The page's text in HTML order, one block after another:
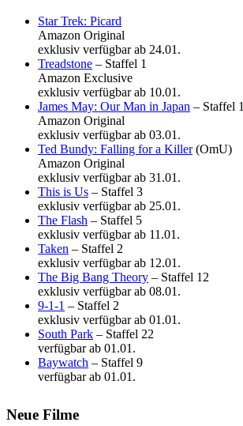
Star Trek: Picard
Amazon Original
exklusiv verfügbar ab 24.01.
Treadstone – Staffel 1
Amazon Exclusive
exklusiv verfügbar ab 10.01.
James May: Our Man in Japan – Staffel 1
Amazon Original
exklusiv verfügbar ab 03.01.
Ted Bundy: Falling for a Killer(OmU)
Amazon Original
exklusiv verfügbar ab 31.01.
This is Us – Staffel 3
exklusiv verfügbar ab 25.01.
The Flash – Staffel 5
exklusiv verfügbar ab 11.01.
Taken – Staffel 2
exklusiv verfügbar ab 12.01.
The Big Bang Theory – Staffel 12
exklusiv verfügbar ab 08.01.
9-1-1 – Staffel 2
exklusiv verfügbar ab 01.01.
South Park – Staffel 22
verfügbar ab 01.01.
Baywatch – Staffel 9
verfügbar ab 01.01.
Neue Filme